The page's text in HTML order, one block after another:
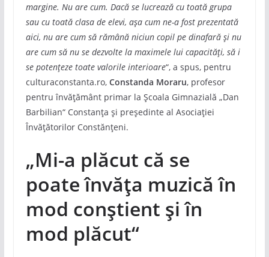
margine. Nu are cum. Dacă se lucrează cu toată grupa
sau cu toată clasa de elevi, așa cum ne-a fost prezentată
aici, nu are cum să rămână niciun copil pe dinafară și nu
are cum să nu se dezvolte la maximele lui capacități, să i
se potențeze toate valorile interioare“, a spus, pentru
culturaconstanta.ro, Constanda Moraru, profesor
pentru învățământ primar la Școala Gimnazială „Dan
Barbilian“ Constanța și președinte al Asociației
Învățătorilor Constănțeni.
„Mi-a plăcut că se
poate învăța muzică în
mod conștient și în
mod plăcut“